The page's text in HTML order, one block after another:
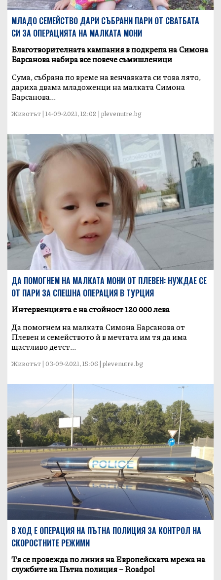
МЛАДО СЕМЕЙСТВО ДАРИ СЪБРАНИ ПАРИ ОТ СВАТБАТА
СИ ЗА ОПЕРАЦИЯТА НА МАЛКАТА МОНИ
Благотворителната кампания в подкрепа на Симона
Барсанова набира все повече съмишленици
Сума, събрана по време на венчавката си това лято,
дариха двама младоженци на малката Симона
Барсанова...
Животът | 14-09-2021, 12:02 | plevenutre.bg
ДА ПОМОГНЕМ НА МАЛКАТА МОНИ ОТ ПЛЕВЕН: НУЖДАЕ СЕ
ОТ ПАРИ ЗА СПЕШНА ОПЕРАЦИЯ В ТУРЦИЯ
Интервенцията е на стойност 120 000 лева
Да помогнем на малката Симона Барсанова от
Плевен и семейството й в мечтата им тя да има
щастливо детст...
Животът | 03-09-2021, 15:06 | plevenutre.bg
В ХОД Е ОПЕРАЦИЯ НА ПЪТНА ПОЛИЦИЯ ЗА КОНТРОЛ НА
СКОРОСТНИТЕ РЕЖИМИ
Тя се провежда по линия на Европейската мрежа на
службите на Пътна полиция – Roadpol